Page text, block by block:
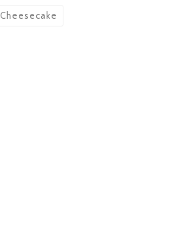
Cheesecake